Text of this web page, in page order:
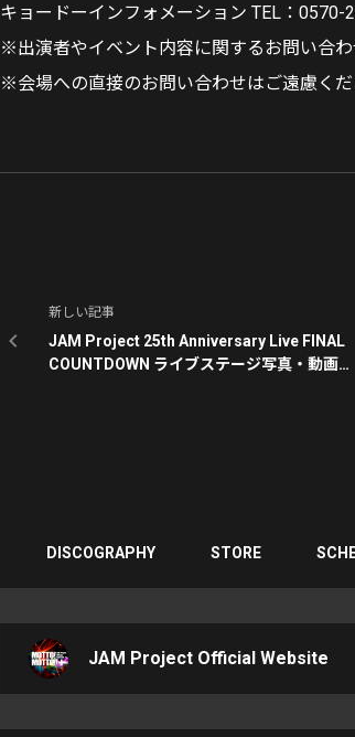
キョードーインフォメーション TEL：
※出演者やイベント内容に関するお問い合わ
※会場への直接のお問い合わせはご遠慮くだ
新しい記事
JAM Project 25th Anniversary Live FINAL
COUNTDOWN ライブステージ写真・動画撮
DISCOGRAPHY STORE
JAM Project Official Website